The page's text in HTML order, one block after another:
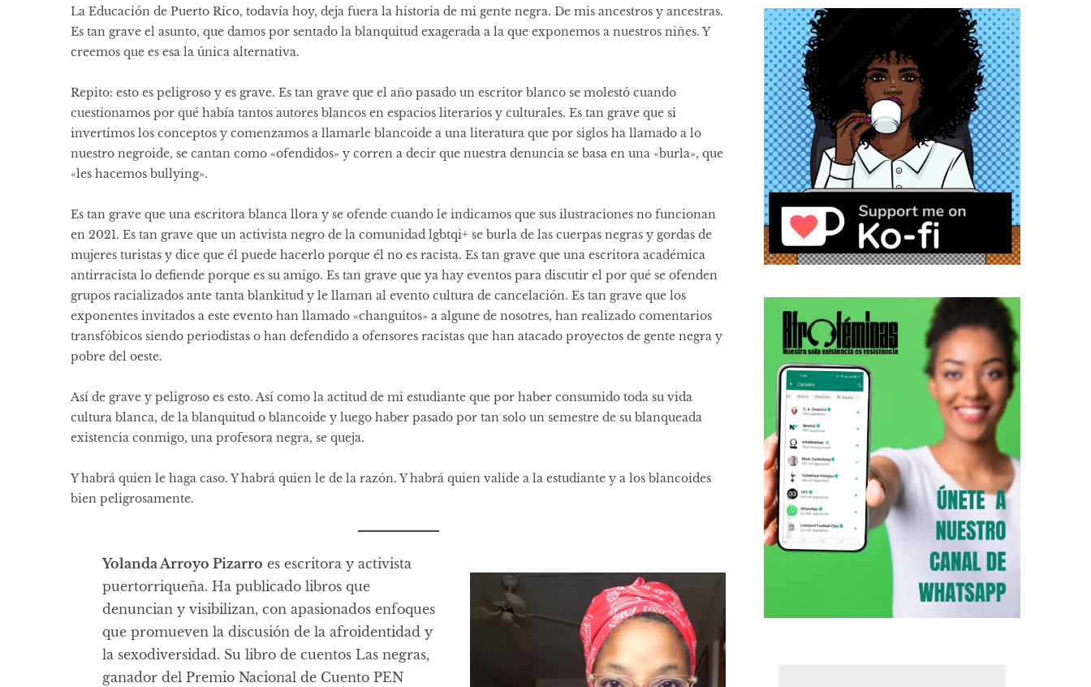
La Educación de Puerto Rico, todavía hoy, deja fuera la historia de mi gente negra. De mis ancestros y ancestras.
Es tan grave el asunto, que damos por sentado la blanquitud exagerada a la que exponemos a nuestros niñes. Y
creemos que es esa la única alternativa.
Repito: esto es peligroso y es grave. Es tan grave que el año pasado un escritor blanco se molestó cuando
cuestionamos por qué había tantos autores blancos en espacios literarios y culturales. Es tan grave que si
invertimos los conceptos y comenzamos a llamarle blancoide a una literatura que por siglos ha llamado a lo
nuestro negroide, se cantan como «ofendidos» y corren a decir que nuestra denuncia se basa en una «burla», que
«les hacemos bullying».
Es tan grave que una escritora blanca llora y se ofende cuando le indicamos que sus ilustraciones no funcionan
en 2021. Es tan grave que un activista negro de la comunidad lgbtqi+ se burla de las cuerpas negras y gordas de
mujeres turistas y dice que él puede hacerlo porque él no es racista. Es tan grave que una escritora académica
antirracista lo defiende porque es su amigo. Es tan grave que ya hay eventos para discutir el por qué se ofenden
grupos racializados ante tanta blankitud y le llaman al evento cultura de cancelación. Es tan grave que los
exponentes invitados a este evento han llamado «changuitos» a algune de nosotres, han realizado comentarios
transfóbicos siendo periodistas o han defendido a ofensores racistas que han atacado proyectos de gente negra y
pobre del oeste.
Así de grave y peligroso es esto. Así como la actitud de mi estudiante que por haber consumido toda su vida
cultura blanca, de la blanquitud o blancoide y luego haber pasado por tan solo un semestre de su blanqueada
existencia conmigo, una profesora negra, se queja.
Y habrá quien le haga caso. Y habrá quien le de la razón. Y habrá quien valide a la estudiante y a los blancoides
bien peligrosamente.
Yolanda Arroyo Pizarro es escritora y activista
puertorriqueña. Ha publicado libros que
denuncian y visibilizan, con apasionados enfoques
que promueven la discusión de la afroidentidad y
la sexodiversidad. Su libro de cuentos Las negras,
ganador del Premio Nacional de Cuento PEN